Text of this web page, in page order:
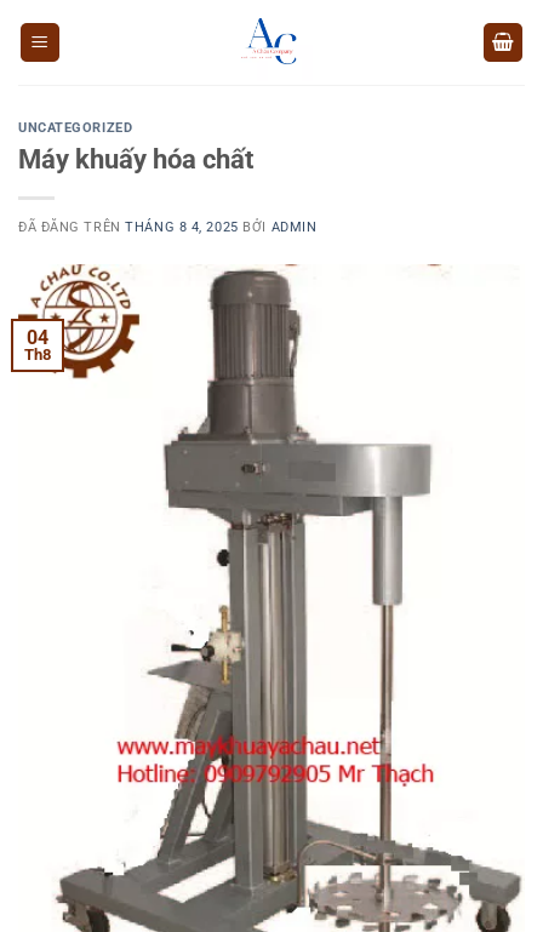
UNCATEGORIZED
Máy khuấy hóa chất
ĐÃ ĐĂNG TRÊNTHÁNG 8 4, 2025 BỞI ADMIN
04
Th8